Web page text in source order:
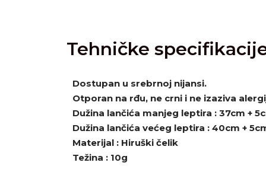
Tehničke
Dostupan u srebrnoj nijansi.
Otporan na rđu, ne crni i ne izaziva
Dužina lančića manjeg leptira : 37cm +
Dužina lančića većeg leptira : 40cm +
Materijal : Hiruški čelik
Težina : 10g